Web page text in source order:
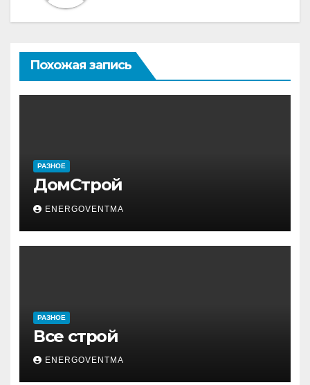
Похожая запись
РАЗНОЕ
ДомСтрой
ENERGOVENTMA
РАЗНОЕ
Все строй
ENERGOVENTMA